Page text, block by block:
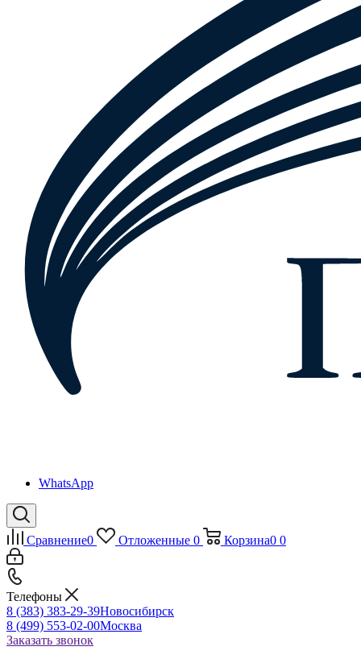
WhatsApp
Сравнение0 Отложенные 0 Корзина0 0
Телефоны
8 (383) 383-29-39Новосибирск
8 (499) 553-02-00Москва
Заказать звонок